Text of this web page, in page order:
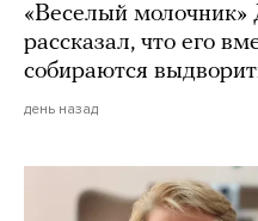
«Веселый молочник»
рассказал, что его
собираются
день назад